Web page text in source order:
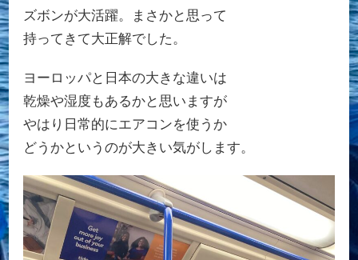
ズボンが大活躍。まさかと思って
持ってきて大正解でした。
ヨーロッパと日本の大きな違いは
乾燥や湿度もあるかと思いますが
やはり日常的にエアコンを使うか
どうかというのが大きい気がします。